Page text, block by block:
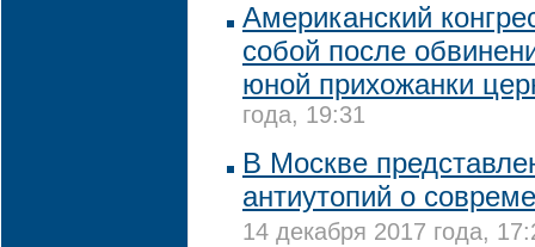
Американский
собой после
юной прихожанки
года, 19:31
В Москве
антиутопий о
14 декабря 2017 года,